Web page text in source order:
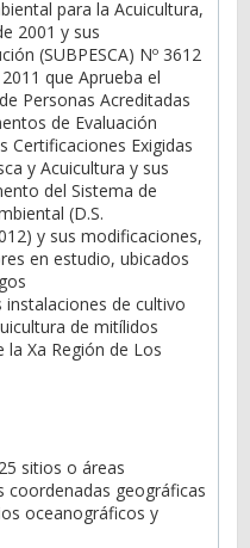
para la Acuicultura,
2001 y sus
(SUBPESCA) Nº 3612
que Aprueba el
Personas Acreditadas
de Evaluación
Certificaciones Exigidas
y Acuicultura y sus
del Sistema de
(D.S.
y sus modificaciones,
en estudio, ubicados
de cultivo
de mitílidos
Xa Región de Los
sitios o áreas
coordenadas geográficas
oceanográficos y